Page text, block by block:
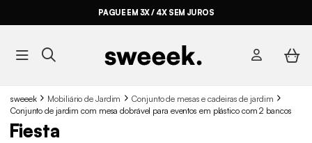
PAGUE EM 3X / 4X SEM JUROS
sweeek Mobiliário de Jardim
Conjunto de mesas e cadeiras de jardim
Conjunto de jardim com mesa dobrável para eventos em plástico com 2 bancos
Fiesta